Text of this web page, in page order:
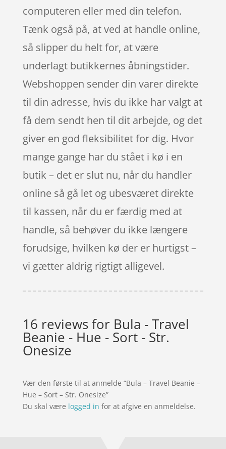
computeren eller med din telefon.
Tænk også på, at ved at handle online,
så slipper du helt for, at være
underlagt butikkernes åbningstider.
Webshoppen sender din varer direkte
til din adresse, hvis du ikke har valgt at
få dem sendt hen til dit arbejde, og det
giver en god fleksibilitet for dig. Hvor
mange gange har du stået i kø i en
butik – det er slut nu, når du handler
online så gå let og ubesværet direkte
til kassen, når du er færdig med at
handle, så behøver du ikke længere
forudsige, hvilken kø der er hurtigst –
vi gætter aldrig rigtigt alligevel.
16 reviews for Bula - Travel
Beanie - Hue - Sort - Str.
Onesize
Vær den første til at anmelde “Bula – Travel Beanie –
Hue – Sort – Str. Onesize”
Du skal være logged in for at afgive en anmeldelse.